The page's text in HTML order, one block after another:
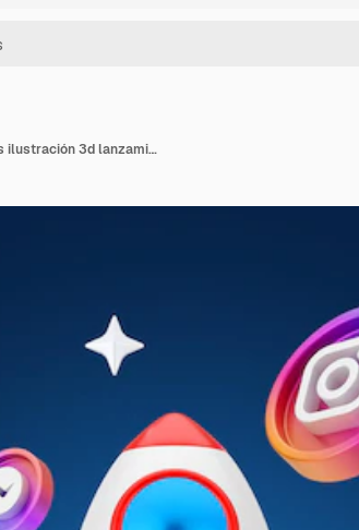
Concepto creativo marketing digital en redes sociales ilustración 3d lanzamiento de cohete